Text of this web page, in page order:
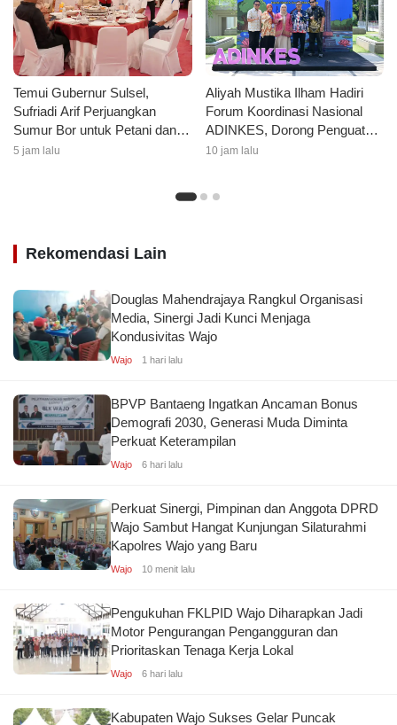
Temui Gubernur Sulsel,
Sufriadi Arif Perjuangkan
Sumur Bor untuk Petani dan
Kelanjutan Jalan Desa
5 jam lalu
Aliyah Mustika Ilham Hadiri
Forum Koordinasi Nasional
ADINKES, Dorong Penguatan
Kolaborasi Layanan
10 jam lalu
Rekomendasi Lain
Douglas Mahendrajaya Rangkul Organisasi
Media, Sinergi Jadi Kunci Menjaga
Kondusivitas Wajo
Wajo 1 hari lalu
BPVP Bantaeng Ingatkan Ancaman Bonus
Demografi 2030, Generasi Muda Diminta
Perkuat Keterampilan
Wajo 6 hari lalu
Perkuat Sinergi, Pimpinan dan Anggota DPRD
Wajo Sambut Hangat Kunjungan Silaturahmi
Kapolres Wajo yang Baru
Wajo 10 menit lalu
Pengukuhan FKLPID Wajo Diharapkan Jadi
Motor Pengurangan Pengangguran dan
Prioritaskan Tenaga Kerja Lokal
Wajo 6 hari lalu
Kabupaten Wajo Sukses Gelar Puncak